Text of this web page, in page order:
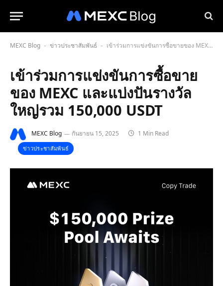
MEXC Blog - ข่าวประชาสัมพันธ์ - เข้าร่วมการแข่งขันการซื้อขายของ MEXC และแบ่งปันรางวัลใหญ่รวม 150,000 USDT
เข้าร่วมการแข่งขันการซื้อขาย
ของ MEXC และแบ่งปันรางวัล
ใหญ่รวม 150,000 USDT
MEXC Blog กันยายน 15, 2025 1 Min Read
ข่าวประชาสัมพันธ์